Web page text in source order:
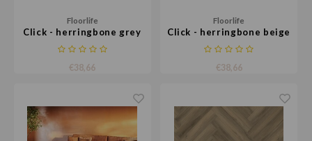
Floorlife
Click - herringbone grey
€38,66
Floorlife
Click - herringbone beige
€38,66